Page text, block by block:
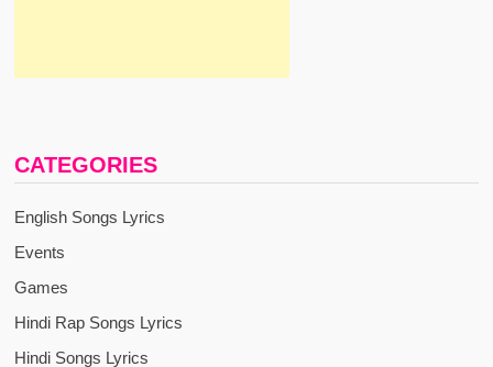
CATEGORIES
English Songs Lyrics
Events
Games
Hindi Rap Songs Lyrics
Hindi Songs Lyrics